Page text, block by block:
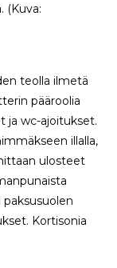
(Kuva:
teolla ilmetä
pääroolia
ja wc-ajoitukset.
illalla,
ulosteet
paksusuolen
Kortisonia